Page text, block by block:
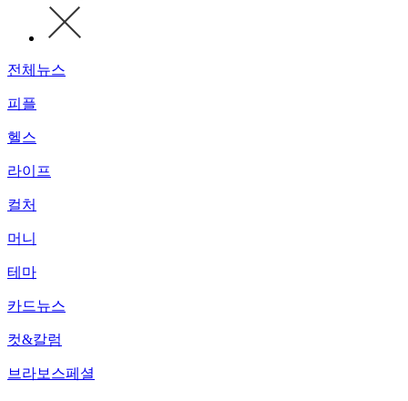
전체뉴스
피플
헬스
라이프
컬처
머니
테마
카드뉴스
컷&칼럼
브라보스페셜